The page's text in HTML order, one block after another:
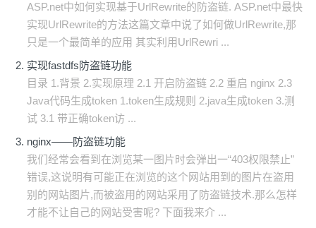
ASP.net中如何实现基于UrlRewrite的防盗链. ASP.net中最快
实现UrlRewrite的方法这篇文章中说了如何做UrlRewrite,那
只是一个最简单的应用 其实利用UrlRewri ...
实现fastdfs防盗链功能
目录 1.背景 2.实现原理 2.1 开启防盗链 2.2 重启 nginx 2.3
Java代码生成token 1.token生成规则 2.java生成token 3.测
试 3.1 带正确token访 ...
nginx——防盗链功能
我们经常会看到在浏览某一图片时会弹出一“403权限禁止”
错误,这说明有可能正在浏览的这个网站用到的图片在盗用
别的网站图片,而被盗用的网站采用了防盗链技术.那么怎样
才能不让自己的网站受害呢? 下面我来介 ...